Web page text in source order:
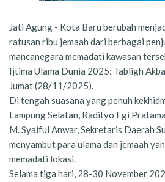
Jati Agung - Kota Baru berubah
ratusan ribu jemaah dari berbagai
mancanegara memadati kawasan
Ijtima Ulama Dunia 2025: Tabligh
Jumat (28/11/2025).
Di tengah suasana yang penuh
Lampung Selatan, Radityo Egi
M. Syaiful Anwar, Sekretaris Daerah
menyambut para ulama dan jemaah
memadati lokasi.
Selama tiga hari, 28-30 November